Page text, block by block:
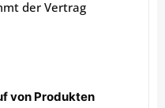
der Vertrag
von Produkten